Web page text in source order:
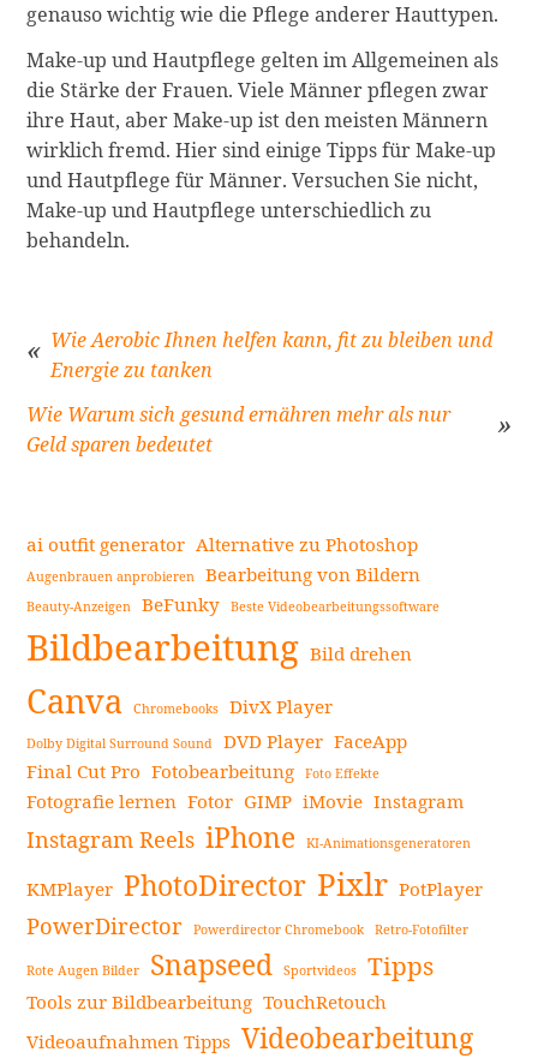
genauso wichtig wie die Pflege anderer Hauttypen.
Make-up und Hautpflege gelten im Allgemeinen als
die Stärke der Frauen. Viele Männer pflegen zwar
ihre Haut, aber Make-up ist den meisten Männern
wirklich fremd. Hier sind einige Tipps für Make-up
und Hautpflege für Männer. Versuchen Sie nicht,
Make-up und Hautpflege unterschiedlich zu
behandeln.
Beitragsnavigation
Wie Aerobic Ihnen helfen kann, fit zu bleiben und
Energie zu tanken
Wie Warum sich gesund ernähren mehr als nur
Geld sparen bedeutet
Seitenleiste
ai outfit generator Alternative zu Photoshop
Augenbrauen anprobieren Bearbeitung von Bildern
Beauty-Anzeigen BeFunky Beste Videobearbeitungssoftware
Bildbearbeitung Bild drehen
Canva Chromebooks DivX Player
Dolby Digital Surround Sound DVD Player FaceApp
Final Cut Pro Fotobearbeitung Foto Effekte
Fotografie lernen Fotor GIMP iMovie Instagram
Instagram Reels iPhone KI-Animationsgeneratoren
KMPlayer PhotoDirector Pixlr PotPlayer
PowerDirector Powerdirector Chromebook Retro-Fotofilter
Rote Augen Bilder Snapseed Sportvideos Tipps
Tools zur Bildbearbeitung TouchRetouch
Videoaufnahmen Tipps Videobearbeitung